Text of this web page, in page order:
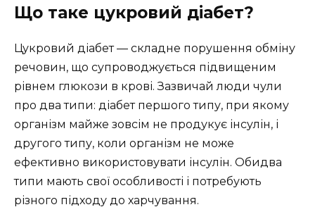
Що таке цукровий діабет?
Цукровий діабет — складне порушення обміну
речовин, що супроводжується підвищеним
рівнем глюкози в крові. Зазвичай люди чули
про два типи: діабет першого типу, при якому
організм майже зовсім не продукує інсулін, і
другого типу, коли організм не може
ефективно використовувати інсулін. Обидва
типи мають свої особливості і потребують
різного підходу до харчування.